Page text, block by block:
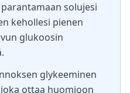
solujesi
kehollesi pienen
glukoosin
glykeeminen
ottaa huomioon